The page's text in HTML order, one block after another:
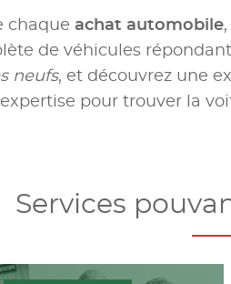
chaque achat automobile
de véhicules
neufs, et découvrez une
pour trouver la
Services